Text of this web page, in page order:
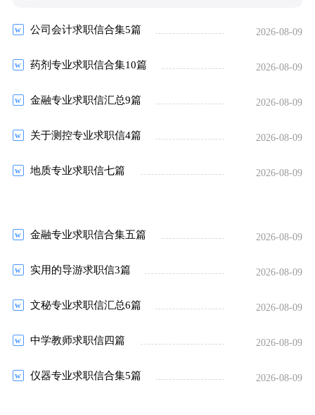
公司会计求职信合集5篇 2026-08-09
药剂专业求职信合集10篇 2026-08-09
金融专业求职信汇总9篇 2026-08-09
关于测控专业求职信4篇 2026-08-09
地质专业求职信七篇 2026-08-09
金融专业求职信合集五篇 2026-08-09
实用的导游求职信3篇 2026-08-09
文秘专业求职信汇总6篇 2026-08-09
中学教师求职信四篇 2026-08-09
仪器专业求职信合集5篇 2026-08-09